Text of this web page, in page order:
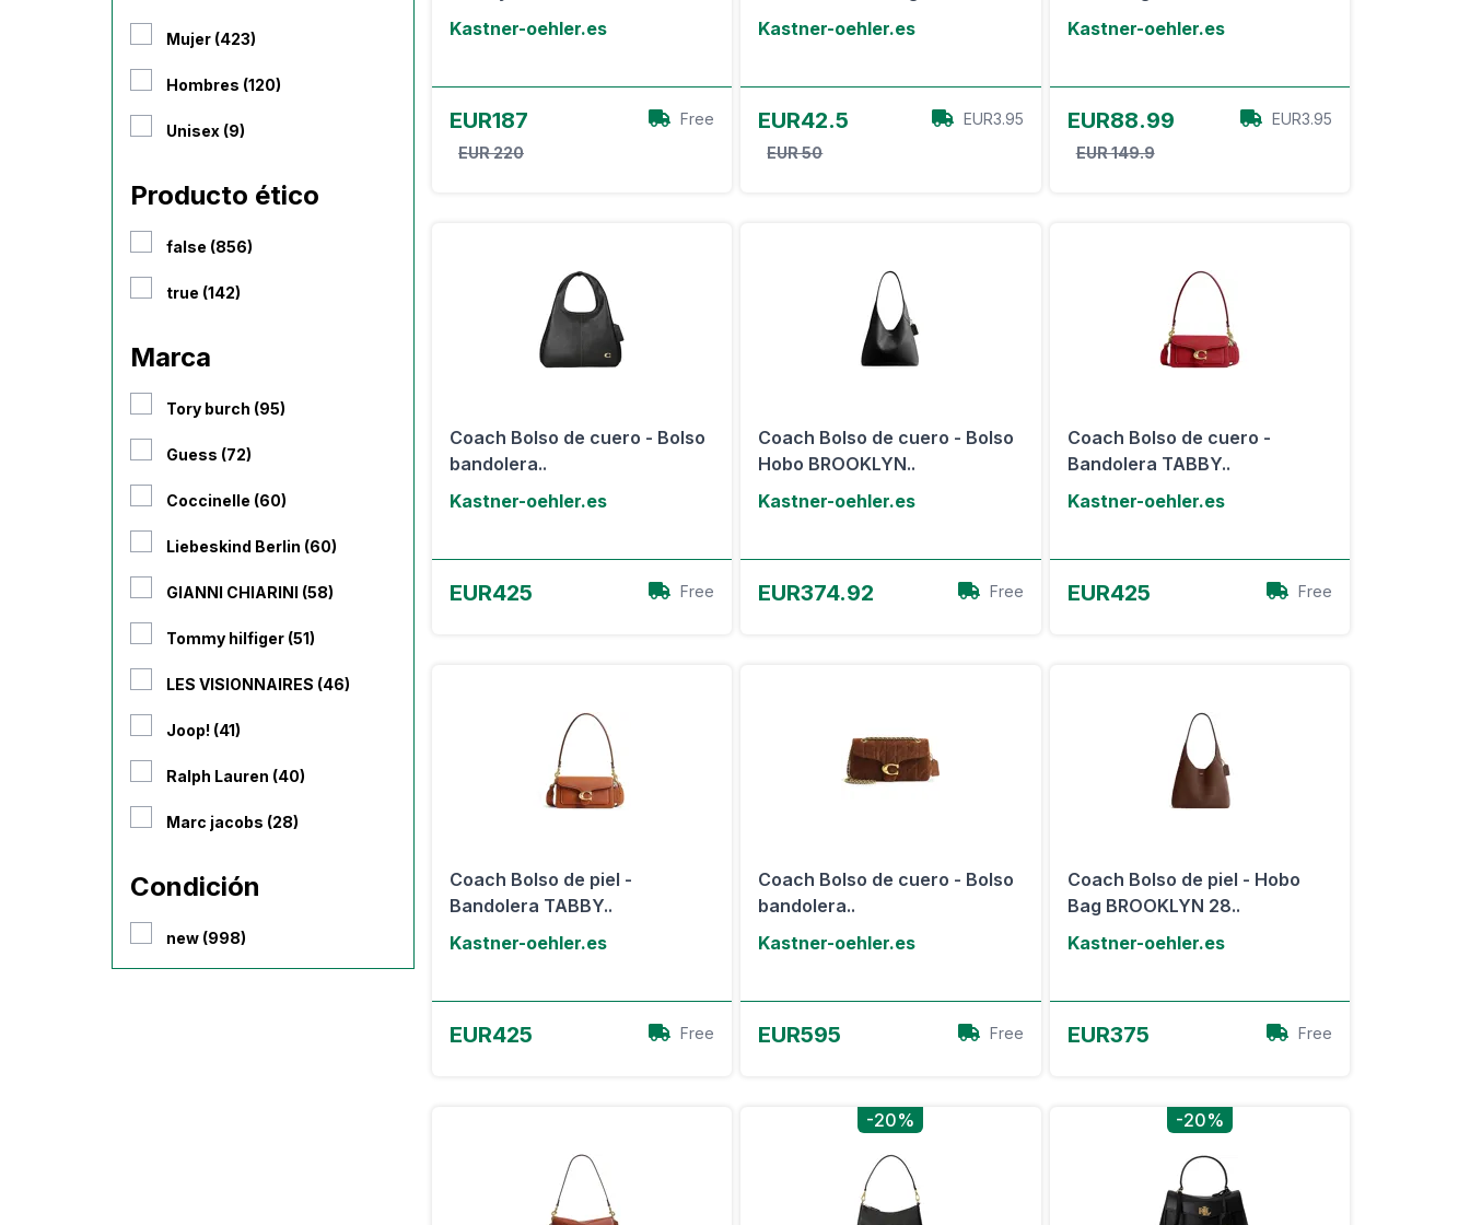
Mujer (423)
Hombres (120)
Unisex (9)
Producto ético
false (856)
true (142)
Marca
Tory burch (95)
Guess (72)
Coccinelle (60)
Liebeskind Berlin (60)
GIANNI CHIARINI (58)
Tommy hilfiger (51)
LES VISIONNAIRES (46)
Joop! (41)
Ralph Lauren (40)
Marc jacobs (28)
Condición
new (998)
Kastner-oehler.es
EUR187
EUR 220
Free
Kastner-oehler.es
EUR42.5
EUR 50
EUR3.95
Kastner-oehler.es
EUR88.99
EUR 149.9
EUR3.95
Coach Bolso de cuero - Bolso
bandolera..
Kastner-oehler.es
EUR425 Free
Coach Bolso de cuero - Bolso
Hobo BROOKLYN..
Kastner-oehler.es
EUR374.92 Free
Coach Bolso de cuero -
Bandolera TABBY..
Kastner-oehler.es
EUR425 Free
Coach Bolso de piel -
Bandolera TABBY..
Kastner-oehler.es
EUR425 Free
Coach Bolso de cuero - Bolso
bandolera..
Kastner-oehler.es
EUR595 Free
Coach Bolso de piel - Hobo
Bag BROOKLYN 28..
Kastner-oehler.es
EUR375 Free
-20% -20%